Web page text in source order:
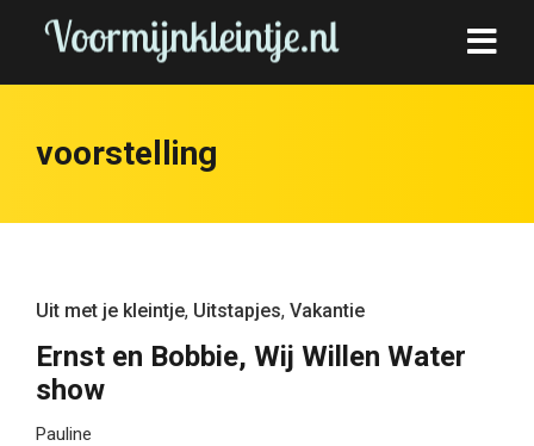
voorstelling
Uit met je kleintje, Uitstapjes, Vakantie
Ernst en Bobbie, Wij Willen Water
show
Pauline